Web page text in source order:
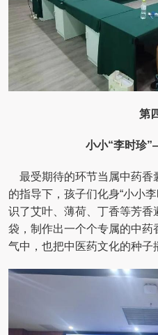
第
小小“李时珍
最受期待的环节当属中药
的指导下，孩子们化身“小小
识了艾叶、薄荷、丁香等芳香
袋，制作出一个个专属的中
气中，也把中医药文化的种子